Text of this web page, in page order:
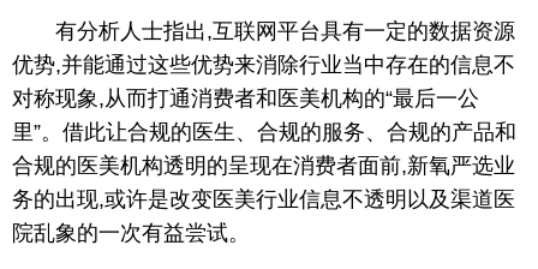
有分析人士指出,互联网 平台具有一定的数据资源
优势,并能通过这些优势来消除行业当中存在的信息不
对称现象,从而打通消费者和医美机构的“最后一公
里”。借此让合规的医生、合规的服务、合规的产品和
合规的医美机构透明的呈现在消费者面前,新氧严选业
务的出现,或许是改变医美行业信息不透明以及渠道医
院乱象的一次有益尝试。